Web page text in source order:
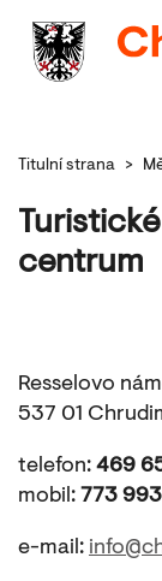
Titulní strana >
centrum
Resselovo
537 01
telefon: 469
mobil: 773
e-mail: